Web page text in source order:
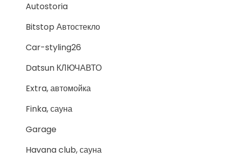
Autostoria
Bitstop Автостекло
Car-styling26
Datsun КЛЮЧАВТО
Extra, автомойка
Finka, сауна
Garage
Havana club, сауна